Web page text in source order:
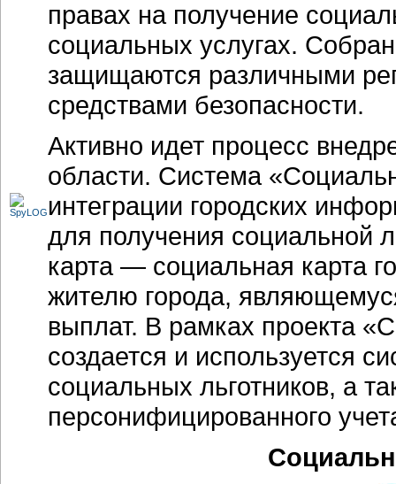
правах на получение
социальных услугах.
защищаются различными
средствами безопасности.
Активно идет процесс
области. Система
интеграции городских
для получения социальной
карта — социальная карта
жителю города,
выплат. В рамках проекта
создается и используется
социальных льготников, а
персонифицированного